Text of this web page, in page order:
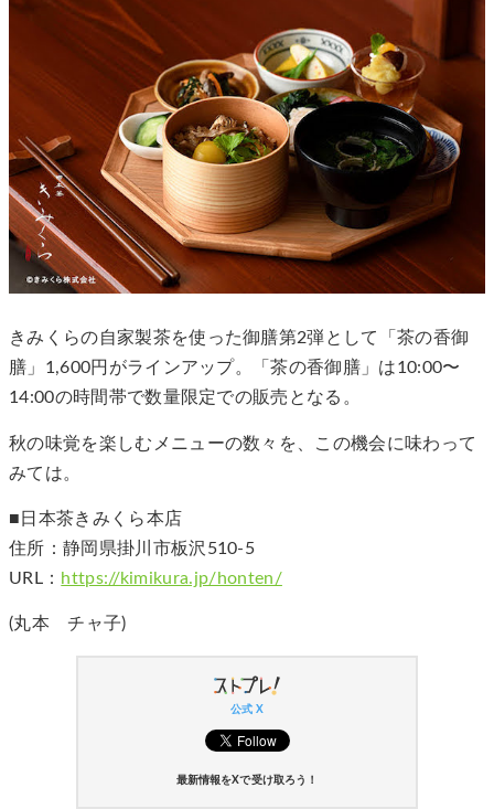
きみくらの自家製茶を使った御膳第2弾として「茶の香御
膳」1,600円がラインアップ。「茶の香御膳」は10:00〜
14:00の時間帯で数量限定での販売となる。
秋の味覚を楽しむメニューの数々を、この機会に味わって
みては。
■日本茶きみくら本店
住所：静岡県掛川市板沢510-5
URL： https://kimikura.jp/honten/
(丸本 チャ子)
公式 X
最新情報をXで受け取ろう！